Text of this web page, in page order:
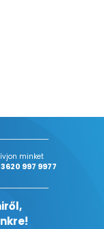
minket
997 9977